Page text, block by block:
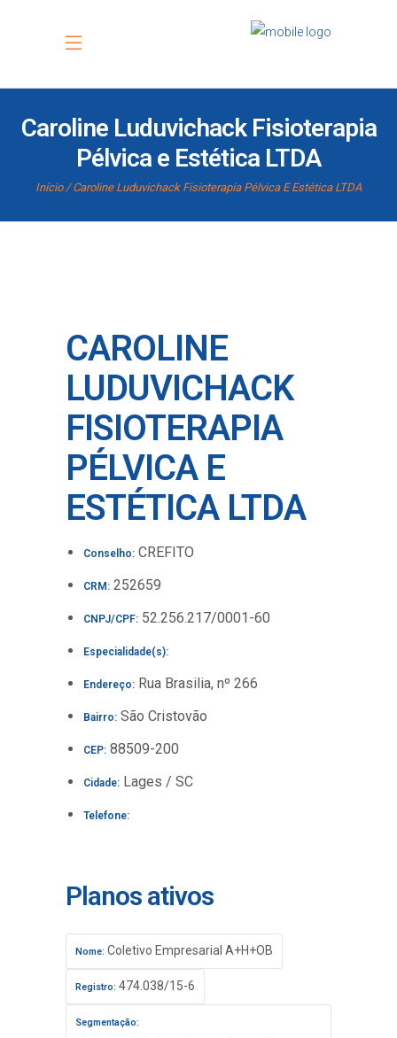
Caroline Luduvichack Fisioterapia
Pélvica e Estética LTDA
Início Caroline Luduvichack Fisioterapia Pélvica E Estética LTDA
CAROLINE
LUDUVICHACK
FISIOTERAPIA
PÉLVICA E
ESTÉTICA LTDA
Conselho: CREFITO
CRM: 252659
CNPJ/CPF: 52.256.217/0001-60
Especialidade(s):
Endereço: Rua Brasilia, nº 266
Bairro: São Cristovão
CEP: 88509-200
Cidade: Lages / SC
Telefone:
Planos ativos
Nome: Coletivo Empresarial A+H+OB
Registro: 474.038/15-6
Segmentação: